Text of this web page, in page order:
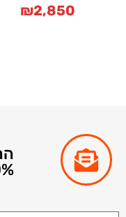
₪2,850
הרשמו